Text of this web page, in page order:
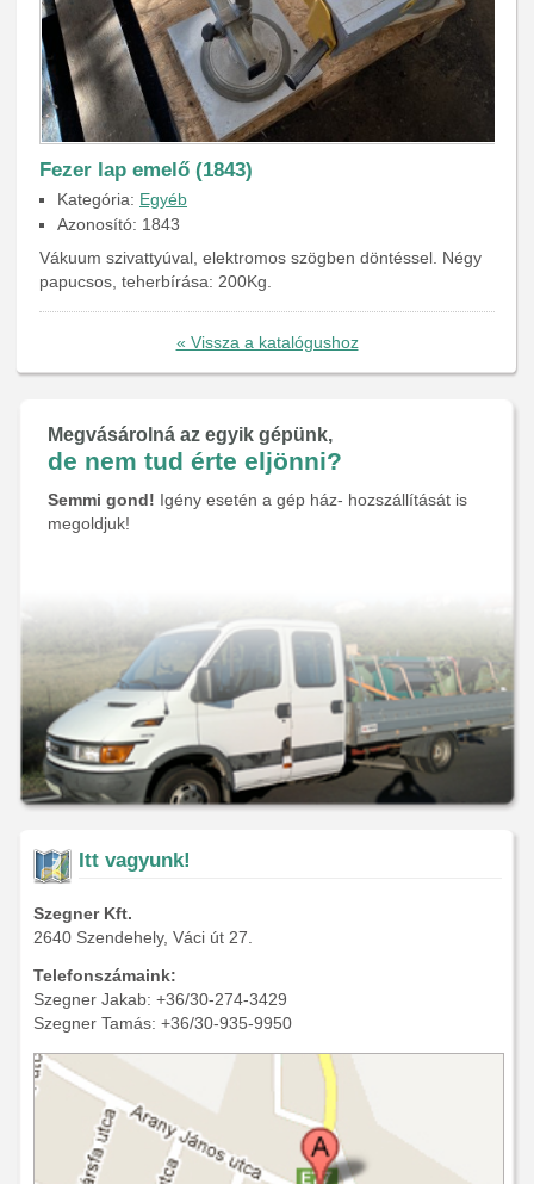
Fezer lap emelő (1843)
Kategória: Egyéb
Azonosító: 1843
Vákuum szivattyúval, elektromos szögben döntéssel. Négy
papucsos, teherbírása: 200Kg.
« Vissza a katalógushoz
Megvásárolná az egyik gépünk,
de nem tud érte eljönni?
Semmi gond! Igény esetén a gép ház- hozszállítását is
megoldjuk!
Itt vagyunk!
Szegner Kft.
2640 Szendehely, Váci út 27.
Telefonszámaink:
Szegner Jakab: +36/30-274-3429
Szegner Tamás: +36/30-935-9950